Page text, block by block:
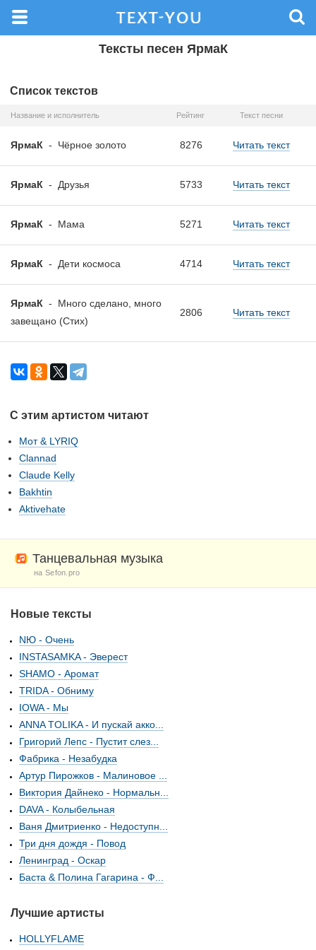
Тексты песен ЯрмаК
Список текстов
Название и исполнитель Рейтинг Текст песни
ЯрмаК - Чёрное золото 8276 Читать текст
ЯрмаК - Друзья 5733 Читать текст
ЯрмаК - Мама 5271 Читать текст
ЯрмаК - Дети космоса 4714 Читать текст
ЯрмаК - Много сделано, много
завещано (Стих)
2806 Читать текст
С этим артистом читают
Мот & LYRIQ
Clannad
Claude Kelly
Bakhtin
Aktivehate
Танцевальная музыка
на Sefon.pro
Новые тексты
NЮ - Очень
INSTASAMKA - Эверест
SHAMO - Аромат
TRIDA - Обниму
IOWA - Мы
ANNA TOLIKA - И пускай акко...
Григорий Лепс - Пустит слез...
Фабрика - Незабудка
Артур Пирожков - Малиновое ...
Виктория Дайнеко - Нормальн...
DAVA - Колыбельная
Ваня Дмитриенко - Недоступн...
Три дня дождя - Повод
Ленинград - Оскар
Баста & Полина Гагарина - Ф...
Лучшие артисты
HOLLYFLAME